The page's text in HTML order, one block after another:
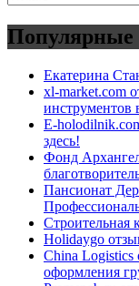
Популярные
Екатерина
xl-market.com
E-
здесь!
Фонд
Пансионат
Holidaygo
China Logistics
оформления